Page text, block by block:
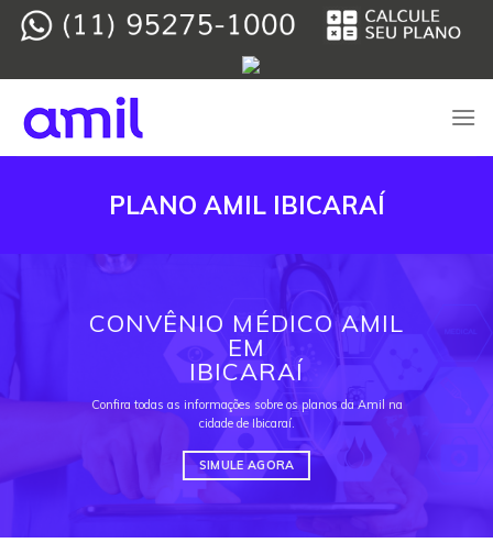
Skip
PLANO AMIL IBICARAÍ
CONVÊNIO MÉDICO AMIL
EM
IBICARAÍ
Confira todas as informações sobre os planos da Amil na
cidade de Ibicaraí.
SIMULE AGORA